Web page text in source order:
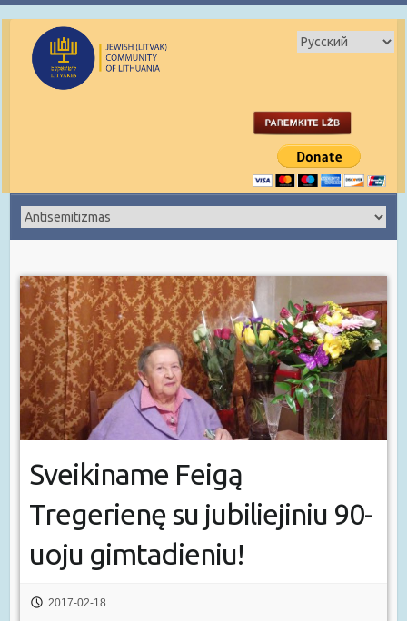
Sveikiname Feigą
Tregerienę su jubiliejiniu 90-
uoju gimtadieniu!
2017-02-18